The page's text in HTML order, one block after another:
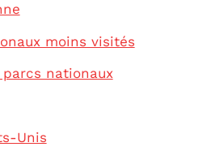
moins visités
nationaux
Unis